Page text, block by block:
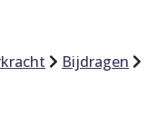
Bijdragen